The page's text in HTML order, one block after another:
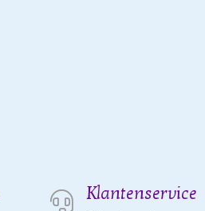
Klantenservice